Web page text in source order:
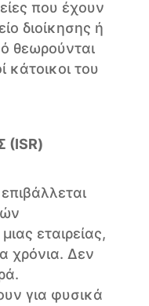
που έχουν
διοίκησης ή
θεωρούνται
κάτοικοι του
(ISR)
εταιρείας,
χρόνια. Δεν
για φυσικά